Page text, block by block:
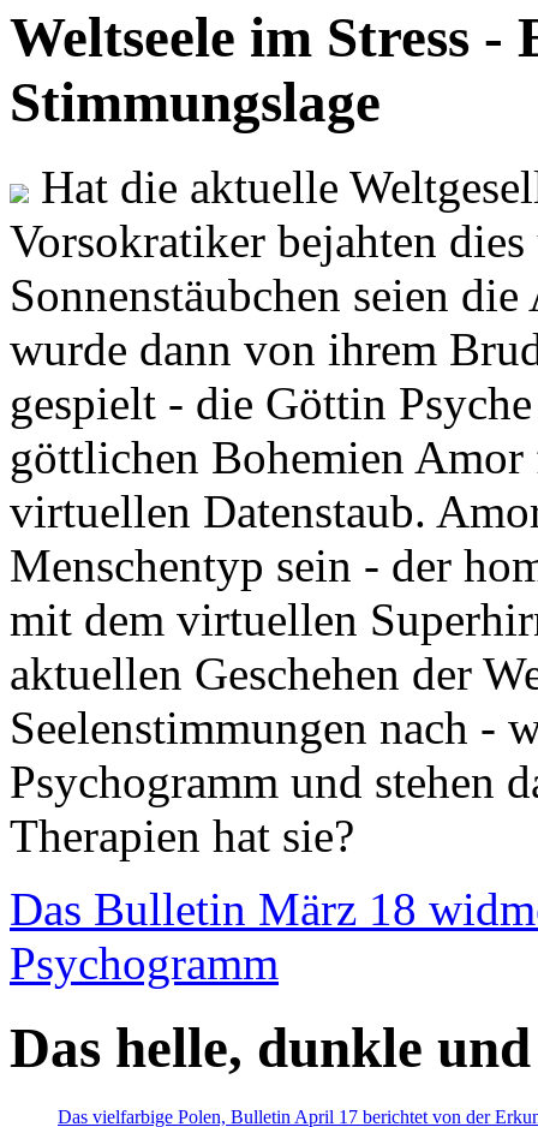
Weltseele im Stress -
Stimmungslage
Hat die aktuelle
Vorsokratiker bejahten
Sonnenstäubchen seien
wurde dann von ihrem
gespielt - die Göttin
göttlichen Bohemien
virtuellen Datenstaub.
Menschentyp sein - der
mit dem virtuellen
aktuellen Geschehen der
Seelenstimmungen nach -
Psychogramm und stehen
Therapien hat sie?
Das Bulletin März 18
Psychogramm
Das helle, dunkle
Das vielfarbige Polen, Bulletin April 17 berichtet von der